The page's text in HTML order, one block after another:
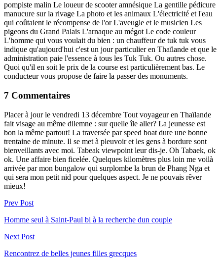
pompiste malin Le loueur de scooter amnésique La gentille pédicure
manucure sur la rivage La photo et les animaux L'électricité et l'eau
qui coûtaient le récompense de l'or L'aveugle et le musicien Les
pigeons du Grand Palais L'arnaque au mégot Le code couleur
L'homme qui vous voulait du bien : un chauffeur de tuk tuk vous
indique qu'aujourd'hui c'est un jour particulier en Thaïlande et que le
administration paie l'essence à tous les Tuk Tuk. Ou autres chose.
Quoi qu'il en soit le prix de la course est particulièrement bas. Le
conducteur vous propose de faire la passer des monuments.
7 Commentaires
Placer à jour le vendredi 13 décembre Tout voyageur en Thaïlande
fait visage au même dilemne : sur quelle île aller? La jeunesse est
bon la même partout! La traversée par speed boat dure une bonne
trentaine de minute. Il se met à pleuvoir et les gens à bordure sont
bienveillants avec moi. Tabeak viewpoint leur dis-je. Oh Tabaek, ok
ok. Une affaire bien ficelée. Quelques kilomètres plus loin me voilà
arrivée par mon bungalow qui surplombe la brun de Phang Nga et
qui sera mon petit nid pour quelques aspect. Je ne pouvais rêver
mieux!
Prev Post
Homme seul à Saint-Paul bi à la recherche dun couple
Next Post
Rencontrez de belles jeunes filles grecques